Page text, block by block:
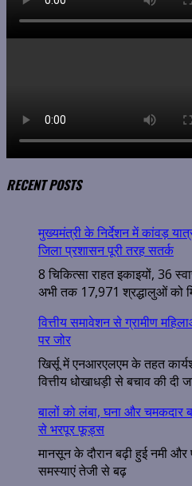
RECENT POSTS
मुख्यमंत्री के निर्देशन में कांवड़
जिला प्रशासन पूरी तरह सतर्क
8 चिकित्सा राहत इकाइयों, 36
अभी तक 17,971 श्रद्धालुओं को
वित्तीय समावेशन से ग्रामीण
पर जोर
खिर्सू में एनआरएलएम के तहत
वित्तीय धोखाधड़ी से बचाव की दी
बालों को लंबा, घना और चमकदार
से भरपूर फूड्स
मानसून के दौरान बढ़ी हुई नमी
समस्याएं तेजी से बढ़